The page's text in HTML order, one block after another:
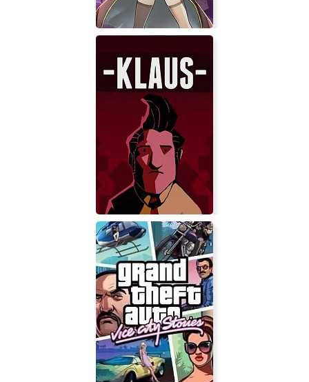
Myastere -Ruins of Deazniff-
KLAUS